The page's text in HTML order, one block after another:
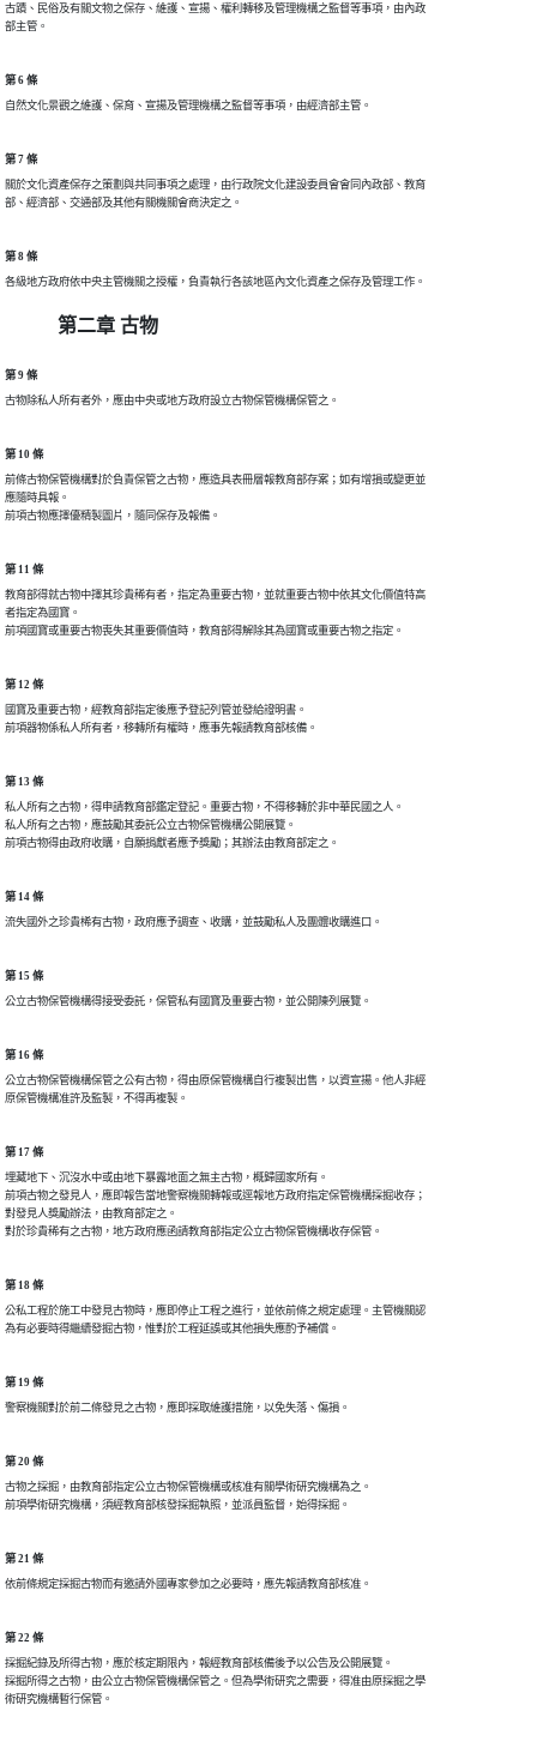
古蹟、民俗及有關文物之保存、維護、宣揚、權利轉移及管理機構之監督等事項，由內政
第 6 條
第 7 條
關於文化資產保存之策劃與共同事項之處理，由行政院文化建設委員會會同內政部、教育
第 8 條
第二章 古物
第 9 條
第 10 條
前條古物保管機構對於負責保管之古物，應造具表冊層報教育部存案；如有增損或變更並
應隨時具報。
第 11 條
教育部得就古物中擇其珍貴稀有者，指定為重要古物，並就重要古物中依其文化價值特高
者指定為國寶。
第 12 條
國寶及重要古物，經教育部指定後應予登記列管並發給證明書。
第 13 條
私人所有之古物，得申請教育部鑑定登記。重要古物，不得移轉於非中華民國之人。
私人所有之古物，應鼓勵其委託公立古物保管機構公開展覽。
第 14 條
第 15 條
第 16 條
公立古物保管機構保管之公有古物，得由原保管機構自行複製出售，以資宣揚。他人非經
第 17 條
埋藏地下、沉沒水中或由地下暴露地面之無主古物，概歸國家所有。
前項古物之發見人，應即報告當地警察機關轉報或逕報地方政府指定保管機構採掘收存；
對發見人獎勵辦法，由教育部定之。
第 18 條
公私工程於施工中發見古物時，應即停止工程之進行，並依前條之規定處理。主管機關認
第 19 條
第 20 條
古物之採掘，由教育部指定公立古物保管機構或核准有關學術研究機構為之。
第 21 條
第 22 條
採掘紀錄及所得古物，應於核定期限內，報經教育部核備後予以公告及公開展覽。
採掘所得之古物，由公立古物保管機構保管之。但為學術研究之需要，得准由原採掘之學